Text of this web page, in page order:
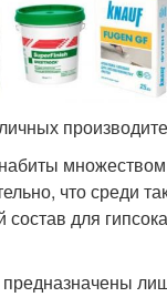
что среди
для